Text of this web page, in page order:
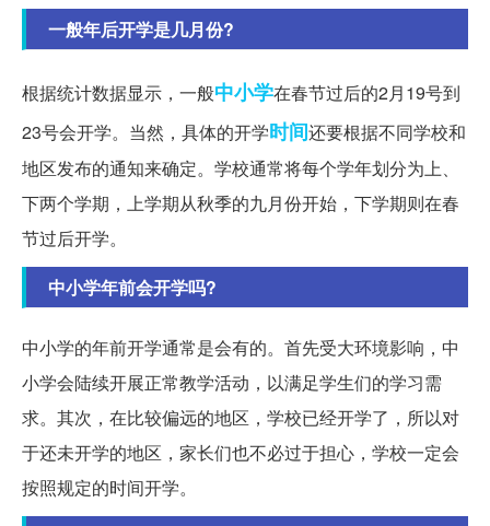
一般年后开学是几月份?
根据统计数据显示，一般中小学在春节过后的2月19号到
23号会开学。当然，具体的开学时间还要根据不同学校和
地区发布的通知来确定。学校通常将每个学年划分为上、
下两个学期，上学期从秋季的九月份开始，下学期则在春
节过后开学。
中小学年前会开学吗?
中小学的年前开学通常是会有的。首先受大环境影响，中
小学会陆续开展正常教学活动，以满足学生们的学习需
求。其次，在比较偏远的地区，学校已经开学了，所以对
于还未开学的地区，家长们也不必过于担心，学校一定会
按照规定的时间开学。